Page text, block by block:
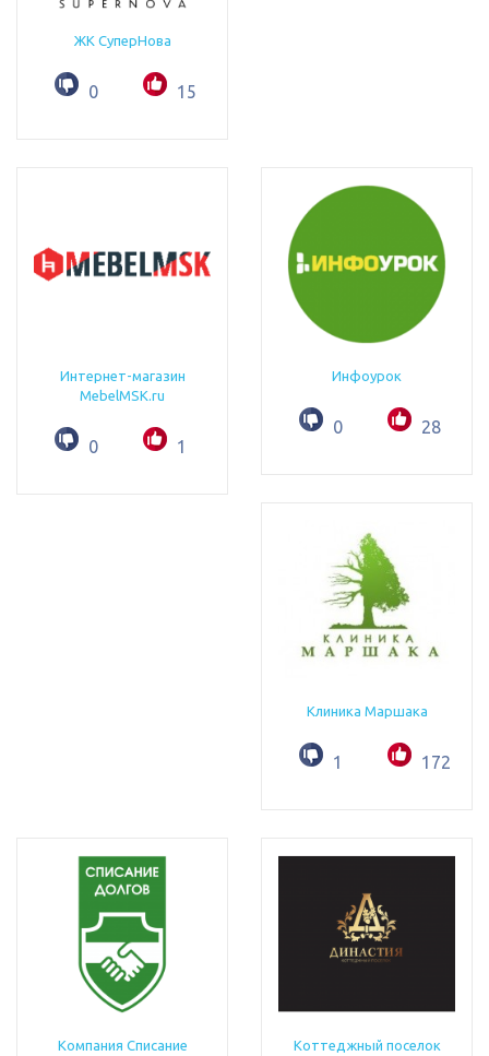
ЖК СуперНова
0 15
Интернет-магазин
MebelMSK.ru
0 1
Инфоурок
0 28
Клиника Маршака
1 172
Компания Списание
Коттеджный поселок